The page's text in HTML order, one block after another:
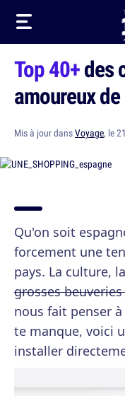
Top 40+des
amoureux
Mis à jour dansVoyage, le
Qu'on soit
forcement une
pays. La culture,
grosses
nous fait penser
te manque, voici
installer